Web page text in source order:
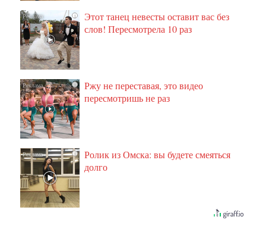
i
Этот танец невесты оставит вас без
слов! Пересмотрела 10 раз
i
Ржу не переставая, это видео
пересмотришь не раз
i
Ролик из Омска: вы будете смеяться
долго